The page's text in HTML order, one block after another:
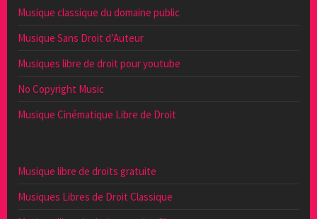
Musique classique du domaine public
Musique Sans Droit d’Auteur
Musiques libre de droit pour youtube
No Copyright Music
Musique Cinématique Libre de Droit
Musique libre de droits gratuite
Musiques Libres de Droit Classique